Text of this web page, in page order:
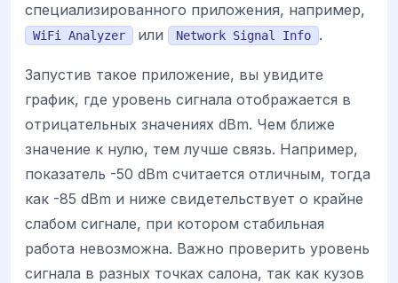
специализированного приложения, например,
WiFi Analyzer или Network Signal Info .
Запустив такое приложение, вы увидите
график, где уровень сигнала отображается в
отрицательных значениях dBm. Чем ближе
значение к нулю, тем лучше связь. Например,
показатель -50 dBm считается отличным, тогда
как -85 dBm и ниже свидетельствует о крайне
слабом сигнале, при котором стабильная
работа невозможна. Важно проверить уровень
сигнала в разных точках салона, так как кузов